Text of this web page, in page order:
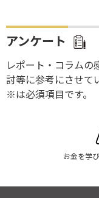
アンケート
レポート・コラムの
討等に参考にさせて
※は必須項目です。
お金を学